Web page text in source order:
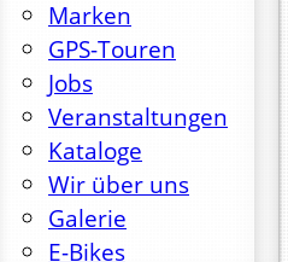
Marken
GPS-Touren
Jobs
Veranstaltungen
Kataloge
Wir über uns
Galerie
E-Bikes